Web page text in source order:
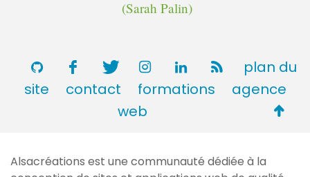
(Sarah Palin)
plan du
site
contact formations
agence
web
de
Alsacréations est une communauté dédiée à la